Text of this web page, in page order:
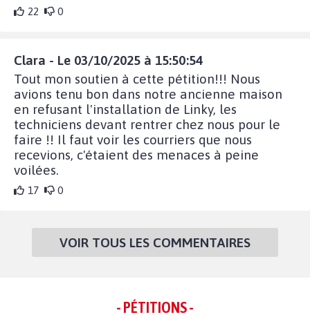
22 0
Clara - Le 03/10/2025 à 15:50:54
Tout mon soutien à cette pétition!!! Nous
avions tenu bon dans notre ancienne maison
en refusant l'installation de Linky, les
techniciens devant rentrer chez nous pour le
faire !! Il faut voir les courriers que nous
recevions, c'étaient des menaces à peine
voilées.
17 0
VOIR TOUS LES COMMENTAIRES
- PÉTITIONS -